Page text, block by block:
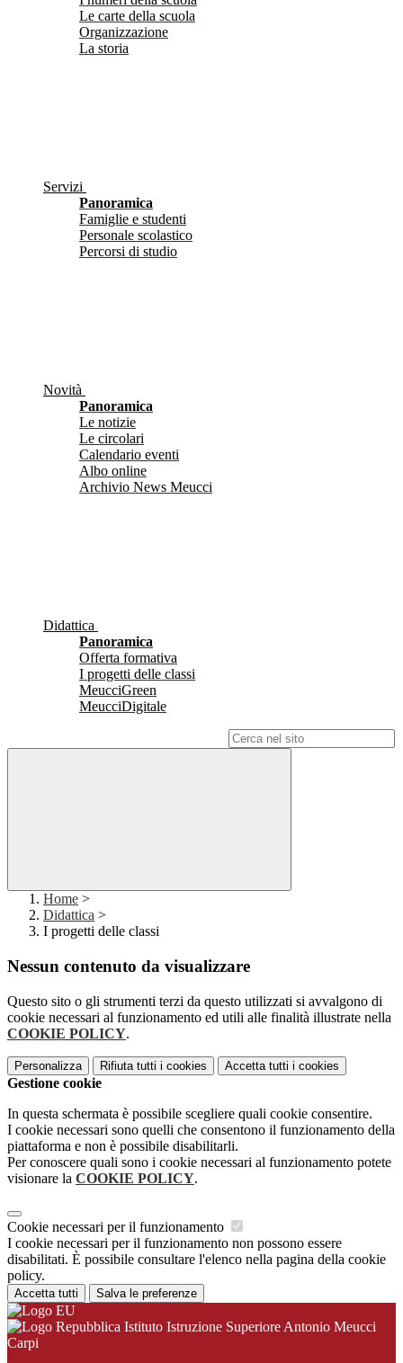
Le carte della scuola
Organizzazione
La storia
Servizi
Panoramica
Famiglie e studenti
Personale scolastico
Percorsi di studio
Novità
Panoramica
Le notizie
Le circolari
Calendario eventi
Albo online
Archivio News Meucci
Didattica
Panoramica
Offerta formativa
I progetti delle classi
MeucciGreen
MeucciDigitale
Home >
Didattica >
I progetti delle classi
Nessun contenuto da visualizzare
Questo sito o gli strumenti terzi da questo utilizzati si avvalgono di
cookie necessari al funzionamento ed utili alle finalità illustrate nella
COOKIE POLICY.
Personalizza Rifiuta tutti i cookies Accetta tutti i cookies
Gestione cookie
In questa schermata è possibile scegliere quali cookie consentire.
I cookie necessari sono quelli che consentono il funzionamento della
piattaforma e non è possibile disabilitarli.
Per conoscere quali sono i cookie necessari al funzionamento potete
visionare la COOKIE POLICY.
Cookie necessari per il funzionamento
I cookie necessari per il funzionamento non possono essere
disabilitati. È possibile consultare l'elenco nella pagina della cookie
policy.
Accetta tutti Salva le preferenze
Istituto Istruzione Superiore Antonio Meucci
Carpi